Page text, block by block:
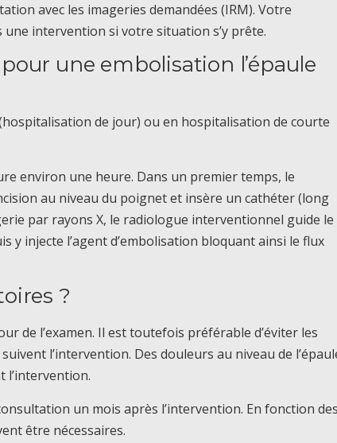
avec les imageries demandées (IRM). Votre
intervention si votre situation s’y prête.
une embolisation l’épaule
de jour) ou en hospitalisation de courte
environ une heure. Dans un premier temps, le
au niveau du poignet et insère un cathéter (long
par rayons X, le radiologue interventionnel guide le
y injecte l’agent d’embolisation bloquant ainsi le flux
?
de l’examen. Il est toutefois préférable d’éviter les
l’intervention. Des douleurs au niveau de
l’intervention.
un mois après l’intervention. En fonction
être nécessaires.